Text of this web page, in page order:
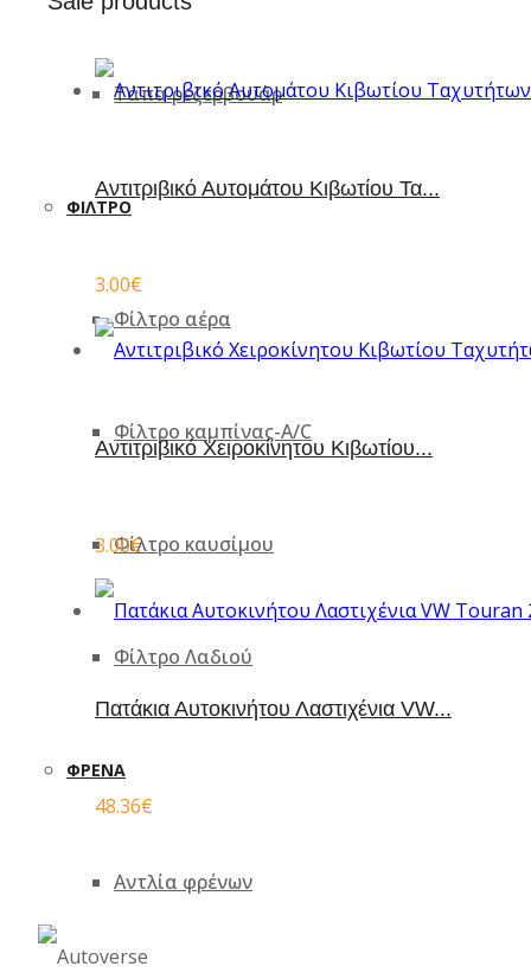
Τάπα ρεζερβουάρ
ΦΊΛΤΡΟ
Φίλτρο αέρα
Φίλτρο καμπίνας-A/C
Φίλτρο καυσίμου
Φίλτρο Λαδιού
ΦΡΈΝΑ
Αντλία φρένων
Aντιτριβικό Αυτομάτου Κιβωτίου Τα...
3.00€
Aντιτριβικό Χειροκίνητου Κιβωτίου...
3.00€
Πατάκια Αυτοκινήτου Λαστιχένια VW...
48.36€